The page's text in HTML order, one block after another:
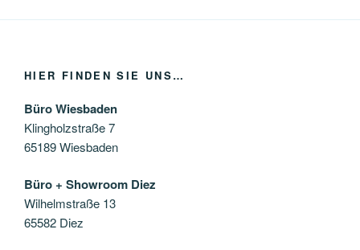
HIER FINDEN SIE UNS…
Büro Wiesbaden
Klingholzstraße 7
65189 Wiesbaden
Büro + Showroom Diez
Wilhelmstraße 13
65582 Diez